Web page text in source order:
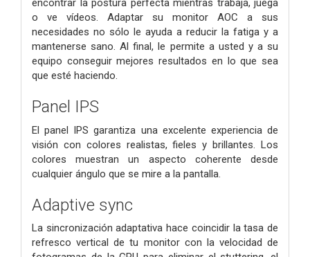
encontrar la postura perfecta mientras trabaja, juega
o ve vídeos. Adaptar su monitor AOC a sus
necesidades no sólo le ayuda a reducir la fatiga y a
mantenerse sano. Al final, le permite a usted y a su
equipo conseguir mejores resultados en lo que sea
que esté haciendo.
Panel IPS
El panel IPS garantiza una excelente experiencia de
visión con colores realistas, fieles y brillantes. Los
colores muestran un aspecto coherente desde
cualquier ángulo que se mire a la pantalla.
Adaptive sync
La sincronización adaptativa hace coincidir la tasa de
refresco vertical de tu monitor con la velocidad de